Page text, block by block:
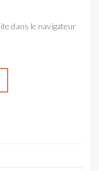
dans le navigateur